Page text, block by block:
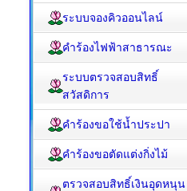
ระบบจองคิวออนไลน์
คำร้องไฟฟ้าสาธารณะ
ระบบตรวจสอบสิทธิ์
สวัสดิการ
คำร้องขอใช้น้ำประปา
คำร้องขอตัดแต่งกิ่งไม้
ตรวจสอบสิทธิ์เงินอุดหนุน